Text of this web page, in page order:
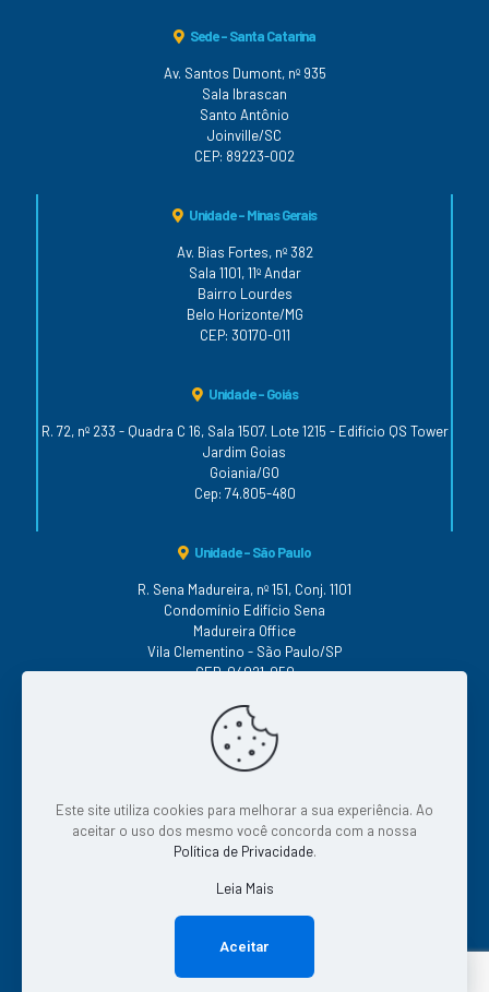
Sede - Santa Catarina
Av. Santos Dumont, nº 935
Sala Ibrascan
Santo Antônio
Joinville/SC
CEP: 89223-002
Unidade - Minas Gerais
Av. Bias Fortes, nº 382
Sala 1101, 11º Andar
Bairro Lourdes
Belo Horizonte/MG
CEP: 30170-011
Unidade - Goiás
R. 72, nº 233 - Quadra C 16, Sala 1507. Lote 1215 - Edifício QS Tower
Jardim Goias
Goiania/GO
Cep: 74.805-480
Unidade - São Paulo
R. Sena Madureira, nº 151, Conj. 1101
Condomínio Edifício Sena
Madureira Office
Vila Clementino - São Paulo/SP
CEP: 04021-050
Qualidade | Segurança | Serviço | Continuidade
Privacidade | Tratamento de Dados
Este site utiliza cookies para melhorar a sua experiência. Ao
aceitar o uso dos mesmo você concorda com a nossa
Política de Privacidade.
Leia Mais
Aceitar